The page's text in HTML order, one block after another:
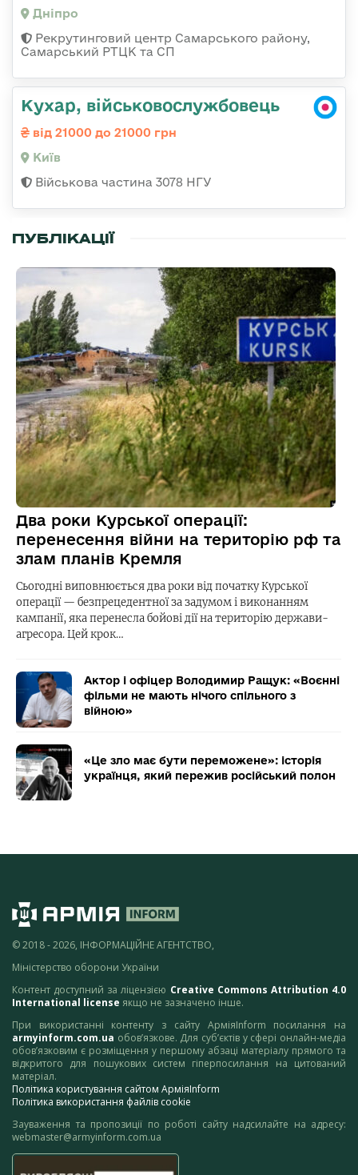
Дніпро
Рекрутинговий центр Самарського району,
Самарський РТЦК та СП
Кухар, військовослужбовець
від 21000 до 21000 грн
Київ
Військова частина 3078 НГУ
ПУБЛІКАЦІЇ
Два роки Курської операції:
перенесення війни на територію рф та
злам планів Кремля
Сьогодні виповнюється два роки від початку Курської
операції — безпрецедентної за задумом і виконанням
кампанії, яка перенесла бойові дії на територію держави-
агресора. Цей крок…
Актор і офіцер Володимир Ращук: «Воєнні
фільми не мають нічого спільного з
війною»
«Це зло має бути переможене»: історія
українця, який пережив російський полон
© 2018 - 2026, ІНФОРМАЦІЙНЕ АГЕНТСТВО,
Міністерство оборони України
Контент доступний за ліцензією Creative Commons Attribution 4.0
International license якщо не зазначено інше.
При використанні контенту з сайту АрміяInform посилання на
armyinform.com.ua обов’язкове. Для суб’єктів у сфері онлайн-медіа
обов’язковим є розміщення у першому абзаці матеріалу прямого та
відкритого для пошукових систем гіперпосилання на цитований
матеріал.
Політика користування сайтом АрміяInform
Політика використання файлів cookie
Зауваження та пропозиції по роботі сайту надсилайте на адресу:
webmaster@armyinform.com.ua